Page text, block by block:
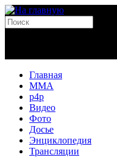
Главная
MMA
p4p
Видео
Фото
Досье
Энциклопедия
Трансляции